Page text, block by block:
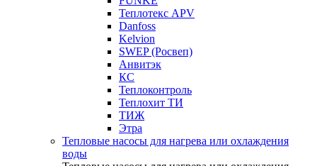
Теплотекс APV
Danfoss
Kelvion
SWEP (Росвеп)
Анвитэк
КС
Теплоконтроль
Теплохит ТИ
ТИЖ
Этра
Тепловые насосы для нагрева или охлаждения
воды